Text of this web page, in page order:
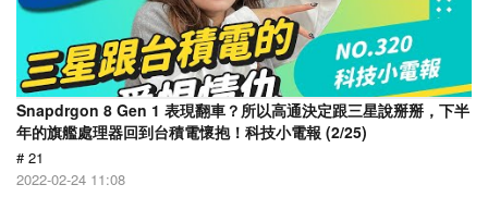
Snapdrgon 8 Gen 1 表現翻車？所以高通決定跟三星說掰掰，下半
年的旗艦處理器回到台積電懷抱！科技小電報 (2/25)
# 21
2022-02-24 11:08